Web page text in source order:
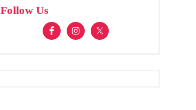
Follow Us